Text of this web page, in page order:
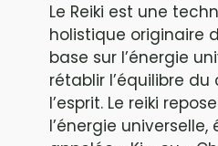
Le Reiki est une
holistique originaire
base sur l’énergie
rétablir l’équilibre
l’esprit. Le reiki
l’énergie